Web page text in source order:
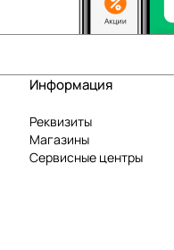
Информация
Реквизиты
Магазины
Сервисные центры